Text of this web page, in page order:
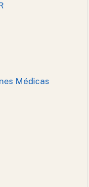
Médicas